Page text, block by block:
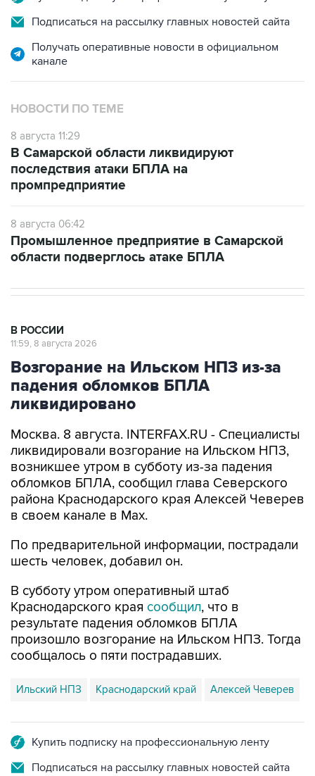
Подписаться на рассылку главных новостей сайта
Получать оперативные новости в официальном
канале
НОВОСТИ ПО ТЕМЕ
8 августа 11:29
В Самарской области ликвидируют
последствия атаки БПЛА на
промпредприятие
8 августа 06:42
Промышленное предприятие в Самарской
области подверглось атаке БПЛА
В РОССИИ
11:59, 8 августа 2026
Возгорание на Ильском НПЗ из-за
падения обломков БПЛА
ликвидировано
Москва. 8 августа. INTERFAX.RU - Специалисты
ликвидировали возгорание на Ильском НПЗ,
возникшее утром в субботу из-за падения
обломков БПЛА, сообщил глава Северского
района Краснодарского края Алексей Чеверев
в своем канале в Max.
По предварительной информации, пострадали
шесть человек, добавил он.
В субботу утром оперативный штаб
Краснодарского края сообщил, что в
результате падения обломков БПЛА
произошло возгорание на Ильском НПЗ. Тогда
сообщалось о пяти пострадавших.
Ильский НПЗ Краснодарский край Алексей Чеверев
Купить подписку на профессиональную ленту
Подписаться на рассылку главных новостей сайта